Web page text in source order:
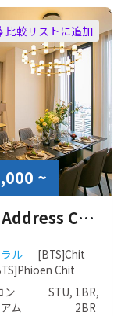
比較リストに追加
~
The Address Chidlom (ザ アドレス チットロム)
ル
[BTS]Chit
Chit
ン
ム
STU, 1BR,
2BR